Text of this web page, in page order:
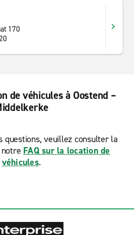
170
de véhicules à Oostend –
questions, veuillez consulter la
FAQ sur la location de
véhicules.